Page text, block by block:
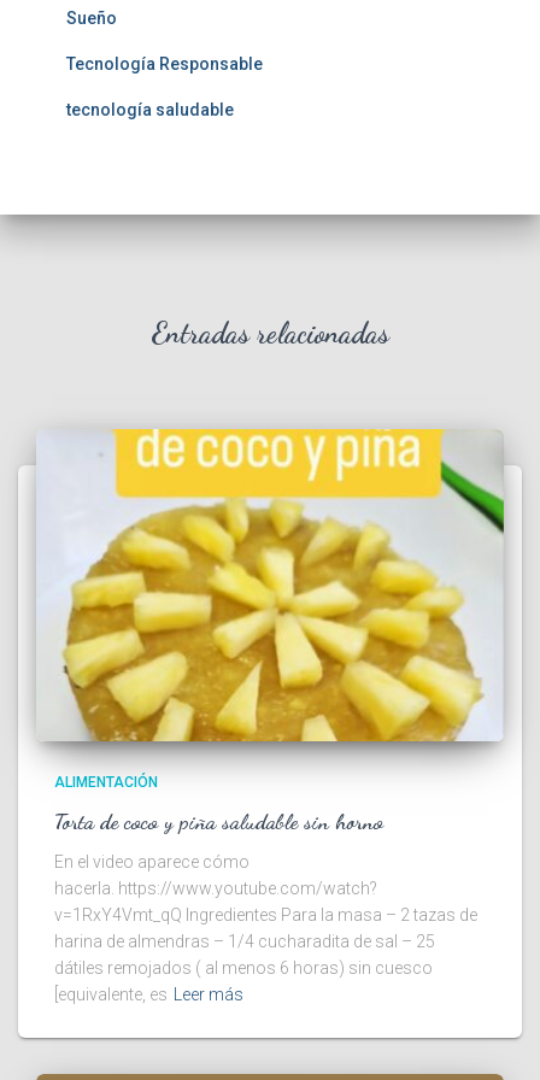
Sueño
Tecnología Responsable
tecnología saludable
Entradas relacionadas
ALIMENTACIÓN
Torta de coco y piña saludable sin horno
En el video aparece cómo
hacerla. https://www.youtube.com/watch?
v=1RxY4Vmt_qQ Ingredientes Para la masa – 2 tazas de
harina de almendras – 1/4 cucharadita de sal – 25
dátiles remojados ( al menos 6 horas) sin cuesco
[equivalente, es
Leer más